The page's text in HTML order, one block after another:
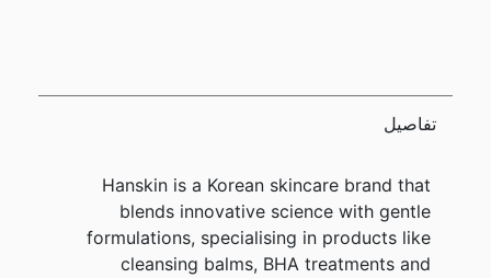
تفاصيل
Hanskin is a Korean skincare brand that
blends innovative science with gentle
formulations, specialising in products like
cleansing balms, BHA treatments and